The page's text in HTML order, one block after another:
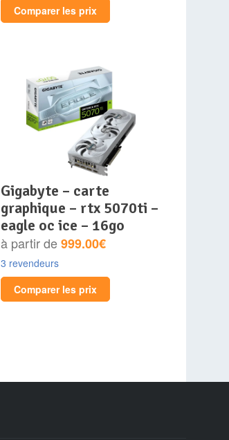
Comparer les prix
gigabyte – carte
graphique – rtx 5070ti –
eagle oc ice – 16go
à partir de999.00€
3 revendeurs
Comparer les prix